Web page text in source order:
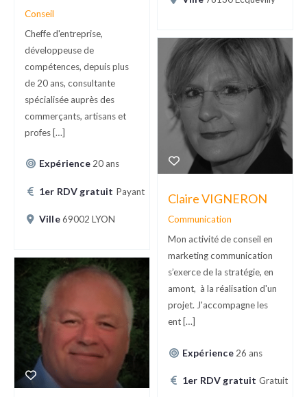
Conseil
Cheffe d'entreprise,
développeuse de
compétences, depuis plus
de 20 ans, consultante
spécialisée auprès des
commerçants, artisans et
profes […]
Expérience 20 ans
1er RDV gratuit Payant
Ville 69002 LYON
Claire VIGNERON
Communication
Mon activité de conseil en
marketing communication
s’exerce de la stratégie, en
amont, à la réalisation d'un
projet. J'accompagne les
ent […]
Expérience 26 ans
1er RDV gratuit Gratuit